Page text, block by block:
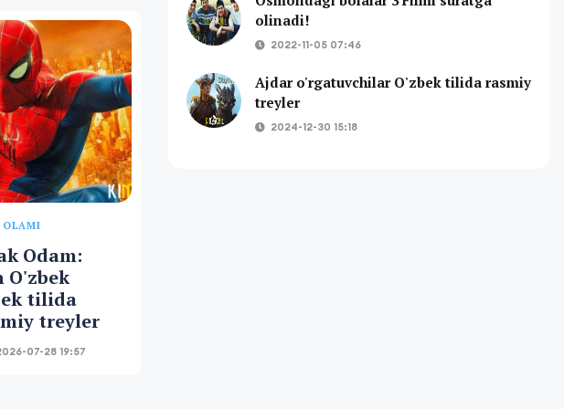
OLAMI
Odam:
O'zbek
tilida
treyler
07-28 19:57
olinadi!
2022-11-05 07:46
Ajdar o'rgatuvchilar O'zbek tilida rasmiy
treyler
2024-12-30 15:18